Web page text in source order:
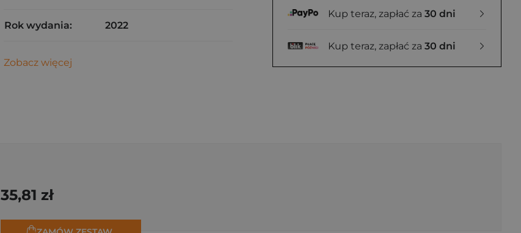
Kup teraz, zapłać za 30 dni
Kup teraz, zapłać za 30 dni
Rok wydania: 2022
Zobacz więcej
35,81 zł